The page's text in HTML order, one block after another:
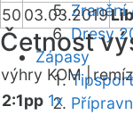
Zranění
Dresy
Zápasy
50 03.03.2019
Četnost
výhry KOM |
2:1pp 1x